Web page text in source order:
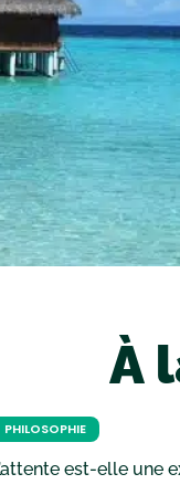
À
PHILOSOPHIE
est-elle une